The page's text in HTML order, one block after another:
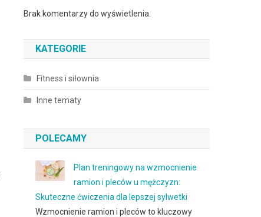
Brak komentarzy do wyświetlenia.
KATEGORIE
Fitness i siłownia
Inne tematy
POLECAMY
Plan treningowy na wzmocnienie
ramion i pleców u mężczyzn:
Skuteczne ćwiczenia dla lepszej sylwetki
Wzmocnienie ramion i pleców to kluczowy